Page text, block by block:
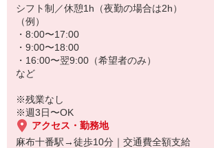
シフト制／休憩1h（夜勤の場合は2h）
（例）
・8:00〜17:00
・9:00〜18:00
・16:00〜翌9:00（希望者のみ）
など
※残業なし
※週3日〜OK
アクセス・勤務地
麻布十番駅→徒歩10分｜交通費全額支給